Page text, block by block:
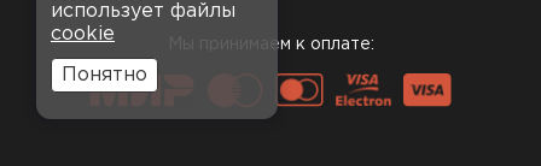
Мы принимаем к оплате:
использует файлы
cookie
Понятно